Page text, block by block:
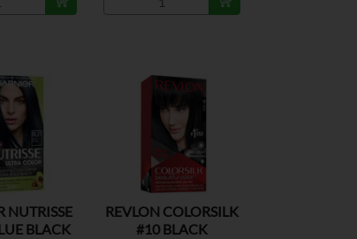
NUTRISSE
BLACK
REVLON COLORSILK
#10 BLACK